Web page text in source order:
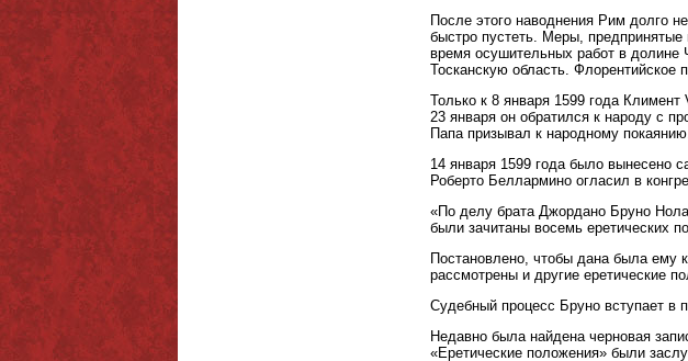
После этого наводнения Рим долго
быстро пустеть. Меры, предпринятые
время осушительных работ в долине
Тосканскую область. Флорентийское
Только к 8 января 1599 года
23 января он обратился к народу с
Папа призывал к народному
14 января 1599 года было вынесено
Роберто Беллармино огласил в
«По делу брата Джордано Бруно
были зачитаны восемь еретических
Постановлено, чтобы дана была ему
рассмотрены и другие еретические
Судебный процесс Бруно вступает в
Недавно была найдена черновая
«Еретические положения» были